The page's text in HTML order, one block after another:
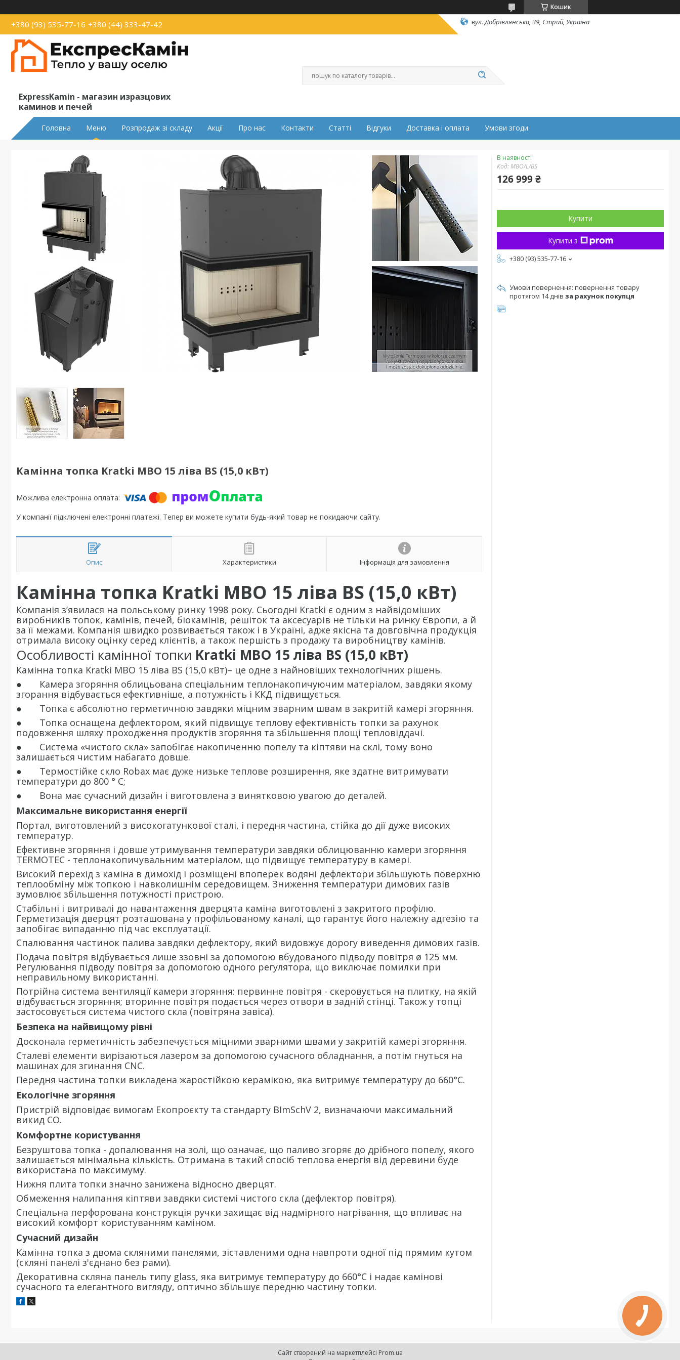
Кошик
+380 (93) 535-77-16 +380 (44) 333-47-42 вул. Добрівлянська, 39, Стрий, Україна
ExpressKamin - магазин изразцових
каминов и печей
Головна Меню Розпродаж зі складу Акції Про нас Контакти Статті Відгуки Доставка і оплата Умови згоди
Камінна топка Kratki MBO 15 ліва BS (15,0 кВт)
У компанії підключені електронні платежі. Тепер ви можете купити будь-який товар не покидаючи сайту.
Опис Характеристики Інформація для замовлення
Камінна топка Kratki MBO 15 ліва BS (15,0 кВт)
Компанія з’явилася на польському ринку 1998 року. Сьогодні Kratki є одним з найвідоміших
виробників топок, камінів, печей, біокамінів, решіток та аксесуарів не тільки на ринку Європи, а й
за її межами. Компанія швидко розвивається також і в Україні, адже якісна та довговічна продукція
отримала високу оцінку серед клієнтів, а також першість з продажу та виробництву камінів.
Особливості камінної топки Kratki MBO 15 ліва BS (15,0 кВт)
Камінна топка Kratki MBO 15 ліва BS (15,0 кВт)– це одне з найновіших технологічних рішень.
● Камера згоряння облицьована спеціальним теплонакопичуючим матеріалом, завдяки якому
згорання відбувається ефективніше, а потужність і ККД підвищується.
● Топка є абсолютно герметичною завдяки міцним зварним швам в закритій камері згоряння.
● Топка оснащена дефлектором, який підвищує теплову ефективність топки за рахунок
подовження шляху проходження продуктів згоряння та збільшення площі тепловіддачі.
● Система «чистого скла» запобігає накопиченню попелу та кіптяви на склі, тому воно
залишається чистим набагато довше.
● Термостійке скло Robax має дуже низьке теплове розширення, яке здатне витримувати
температури до 800 ° C;
● Вона має сучасний дизайн і виготовлена з винятковою увагою до деталей.
Максимальне використання енергії
Портал, виготовлений з високогатункової сталі, і передня частина, стійка до дії дуже високих
температур.
Ефективне згоряння і довше утримування температури завдяки облицюванню камери згоряння
TERMOTEC - теплонакопичувальним матеріалом, що підвищує температуру в камері.
Високий перехід з каміна в димохід і розміщені впоперек водяні дефлектори збільшують поверхню
теплообміну між топкою і навколишнім середовищем. Зниження температури димових газів
зумовлює збільшення потужності пристрою.
Стабільні і витривалі до навантаження дверцята каміна виготовлені з закритого профілю.
Герметизація дверцят розташована у профільованому каналі, що гарантує його належну адгезію та
запобігає випаданню під час експлуатації.
Спалювання частинок палива завдяки дефлектору, який видовжує дорогу виведення димових газів.
Подача повітря відбувається лише ззовні за допомогою вбудованого підводу повітря ø 125 мм.
Регулювання підводу повітря за допомогою одного регулятора, що виключає помилки при
неправильному використанні.
Потрійна система вентиляції камери згоряння: первинне повітря - скеровується на плитку, на якій
відбувається згоряння; вторинне повітря подається через отвори в задній стінці. Також у топці
застосовується система чистого скла (повітряна завіса).
Безпека на найвищому рівні
Досконала герметичність забезпечується міцними зварними швами у закритій камері згоряння.
Сталеві елементи вирізаються лазером за допомогою сучасного обладнання, а потім гнуться на
машинах для згинання CNC.
Передня частина топки викладена жаростійкою керамікою, яка витримує температуру до 660°C.
Екологічне згоряння
Пристрій відповідає вимогам Екопроєкту та стандарту BImSchV 2, визначаючи максимальний
викид CO.
Комфортне користування
Безруштова топка - допалювання на золі, що означає, що паливо згоряє до дрібного попелу, якого
залишається мінімальна кількість. Отримана в такий спосіб теплова енергія від деревини буде
використана по максимуму.
Нижня плита топки значно занижена відносно дверцят.
Обмеження налипання кіптяви завдяки системі чистого скла (дефлектор повітря).
Спеціальна перфорована конструкція ручки захищає від надмірного нагрівання, що впливає на
високий комфорт користуванням каміном.
Сучасний дизайн
Камінна топка з двома скляними панелями, зіставленими одна навпроти одної під прямим кутом
(скляні панелі з'єднано без рами).
Декоративна скляна панель типу glass, яка витримує температуру до 660°C і надає камінові
сучасного та елегантного вигляду, оптично збільшує передню частину топки.
В наявності
Код:MBO/L/BS
126 999 ₴
Купити
Купити з
+380 (93) 535-77-16
повернення товару
протягом 14 днів за рахунок покупця
Сайт створений на маркетплейсі Prom.ua